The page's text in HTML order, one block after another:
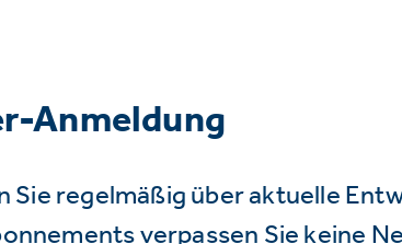
Anmeldung
Sie regelmäßig über aktuelle
verpassen Sie keine